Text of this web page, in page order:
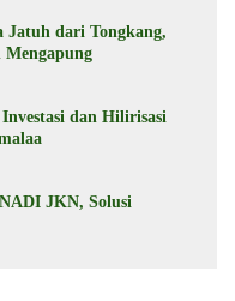
Jatuh dari Tongkang,
Mengapung
dan Hilirisasi
JKN, Solusi